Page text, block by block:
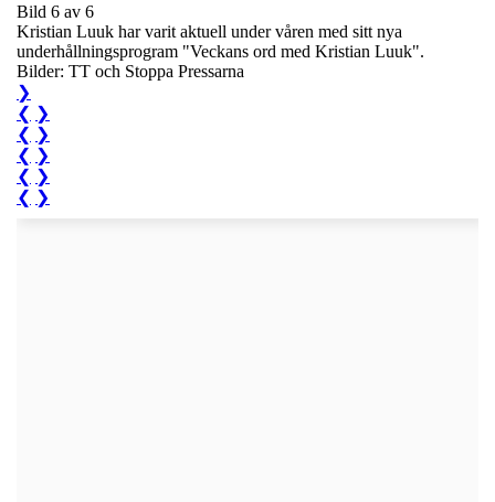
Bild 6 av 6
Kristian Luuk har varit aktuell under våren med sitt nya
underhållningsprogram "Veckans ord med Kristian Luuk".
Bilder: TT och Stoppa Pressarna
❯
❮ ❯
❮ ❯
❮ ❯
❮ ❯
❮ ❯